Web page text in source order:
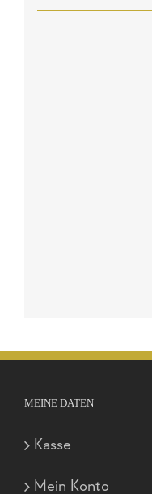
MEINE DATEN
Kasse
Mein Konto